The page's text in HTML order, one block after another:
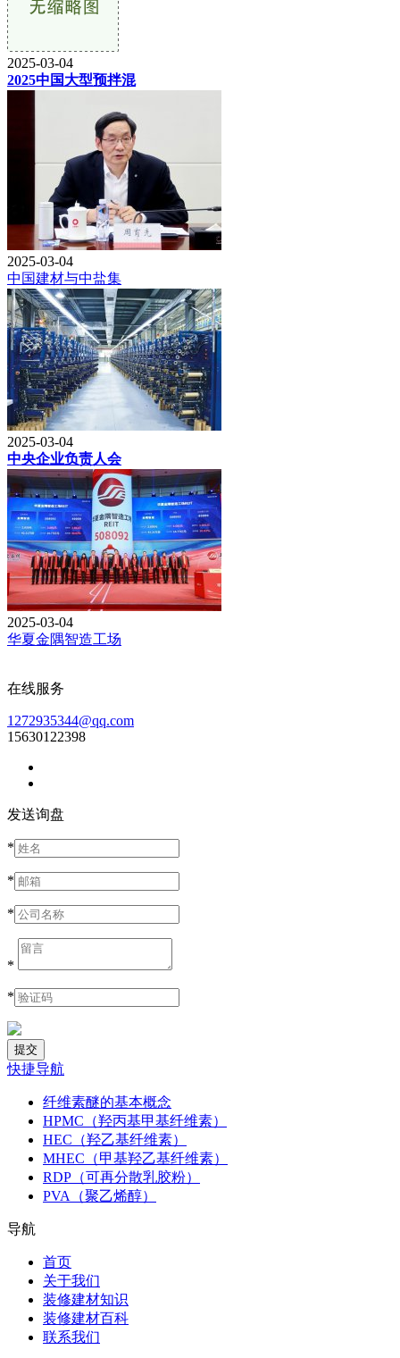
2025-03-04
2025中国大型预拌混
2025-03-04
中国建材与中盐集
2025-03-04
中央企业负责人会
2025-03-04
华夏金隅智造工场
在线服务
1272935344@qq.com
15630122398
发送询盘
*
*
*
*
*
快捷导航
纤维素醚的基本概念
HPMC（羟丙基甲基纤维素）
HEC（羟乙基纤维素）
MHEC（甲基羟乙基纤维素）
RDP（可再分散乳胶粉）
PVA（聚乙烯醇）
导航
首页
关于我们
装修建材知识
装修建材百科
联系我们